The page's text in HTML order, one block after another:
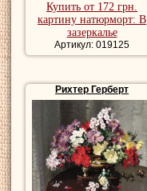
Купить от 172 грн.
картину натюрморт: В
зазеркалье
Артикул: 019125
Рихтер Герберт